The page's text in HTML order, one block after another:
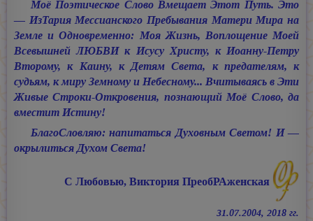
Моё Поэтическое Слово Вмещает Этот Путь. Это
— ИзТария Мессианского Пребывания Матери Мира на
Земле и Одновременно: Моя Жизнь, Воплощение Моей
Всевышней ЛЮБВИ к Исусу Христу, к Иоанну-Петру
Второму, к Каину, к Детям Света, к предателям, к
судьям, к миру Земному и Небесному... Вчитываясь в Эти
Живые Строки-Откровения, познающий Моё Слово, да
вместит Истину!
БлагоСловляю: напитаться Духовным Светом! И —
окрылиться Духом Света!
С Любовью, Виктория ПреобРАженская
31.07.2004, 2018 гг.